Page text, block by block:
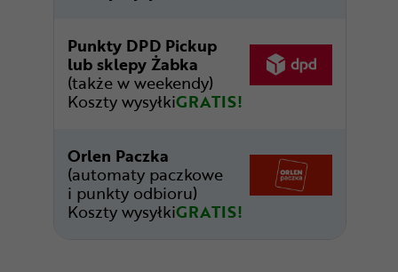
Punkty DPD Pickup
lub sklepy Żabka
(także w weekendy)
Koszty wysyłkiGRATIS!
Orlen Paczka
(automaty paczkowe
i punkty odbioru)
Koszty wysyłkiGRATIS!